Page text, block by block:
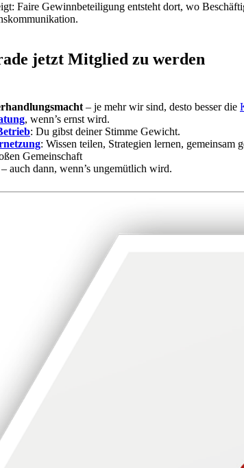
Faire Gewinnbeteiligung entsteht dort, wo
jetzt Mitglied zu werden
– je mehr wir sind, desto besser die
, wenn’s ernst wird.
: Du gibst deiner Stimme Gewicht.
: Wissen teilen, Strategien lernen, gemeinsam
Gemeinschaft
– auch dann, wenn’s ungemütlich wird.